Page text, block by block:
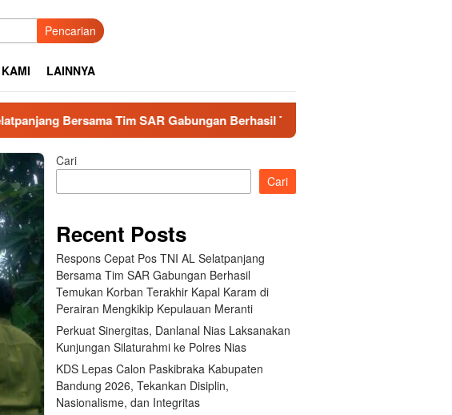
Pencarian
LAINNYA
Tim SAR Gabungan Berhasil Temukan Korban Terakhir Kapal Karam
Cari
Cari
Recent Posts
Respons Cepat Pos TNI AL Selatpanjang
Bersama Tim SAR Gabungan Berhasil
Temukan Korban Terakhir Kapal Karam di
Perairan Mengkikip Kepulauan Meranti
Perkuat Sinergitas, Danlanal Nias Laksanakan
Kunjungan Silaturahmi ke Polres Nias
KDS Lepas Calon Paskibraka Kabupaten
Bandung 2026, Tekankan Disiplin,
Nasionalisme, dan Integritas